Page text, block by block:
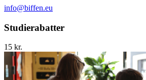
info@biffen.eu
Studierabatter
15 kr.